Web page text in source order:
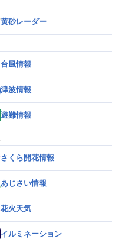
黄砂レーダー
台風情報
津波情報
避難情報
さくら開花情報
あじさい情報
花火天気
イルミネーション